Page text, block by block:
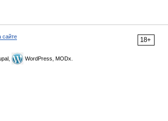
18+
сайте
WordPress, MODx.